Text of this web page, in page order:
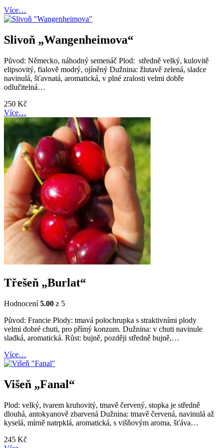
Více…
Slivoň „Wangenheimova“
Původ: Německo, náhodný semenáč Plod: středně velký, kulovitě
elipsovitý, fialově modrý, ojíněný Dužnina: žlutavě zelená, sladce
navinulá, šťavnatá, aromatická, v plné zralosti velmi dobře
odlučitelná…
250 Kč
Více…
Třešeň „Burlat“
Hodnocení5.00 z 5
Původ: Francie Plody: tmavá polochrupka s straktivními plody
velmi dobré chuti, pro přímý konzum. Dužnina: v chuti navinule
sladká, aromatická. Růst: bujně, později středně bujně,…
Více…
Višeň „Fanal“
Plod: velký, tvarem kruhovitý, tmavě červený, stopka je středně
dlouhá, antokyanově zbarvená Dužnina: tmavě červená, navinulá až
kyselá, mírně natrpklá, aromatická, s višňovým aroma, šťáva…
245 Kč